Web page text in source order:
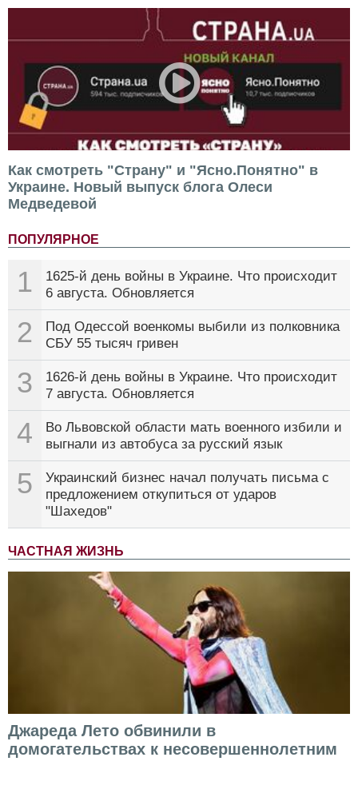
Как смотреть "Страну" и "Ясно.Понятно" в
Украине. Новый выпуск блога Олеси
Медведевой
ПОПУЛЯРНОЕ
1
1625-й день войны в Украине. Что происходит
6 августа. Обновляется
2
Под Одессой военкомы выбили из полковника
СБУ 55 тысяч гривен
3
1626-й день войны в Украине. Что происходит
7 августа. Обновляется
4
Во Львовской области мать военного избили и
выгнали из автобуса за русский язык
5
Украинский бизнес начал получать письма с
предложением откупиться от ударов
"Шахедов"
ЧАСТНАЯ ЖИЗНЬ
Джареда Лето обвинили в
домогательствах к несовершеннолетним